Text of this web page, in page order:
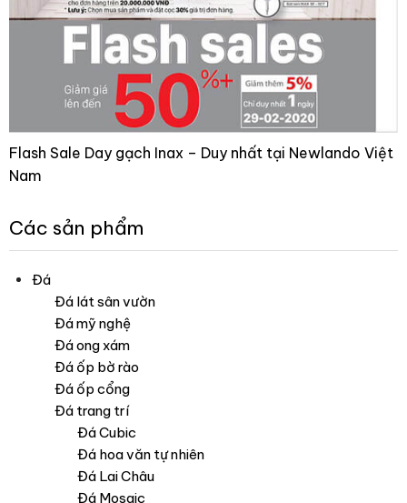
Flash Sale Day gạch Inax – Duy nhất tại Newlando Việt
Nam
Các sản phẩm
Đá
Đá lát sân vườn
Đá mỹ nghệ
Đá ong xám
Đá ốp bờ rào
Đá ốp cổng
Đá trang trí
Đá Cubic
Đá hoa văn tự nhiên
Đá Lai Châu
Đá Mosaic